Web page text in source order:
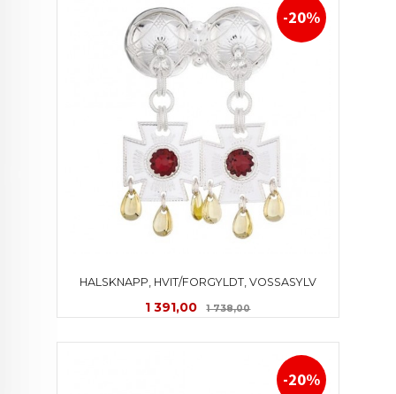
HALSKNAPP, HVIT/FORGYLDT, VOSSASYLV
Tilbud
1 391,00 1 738,00Rabatt
-20%
-20%